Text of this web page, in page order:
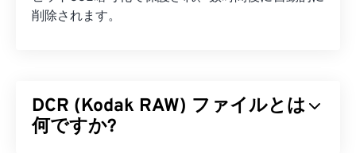
削除されます。
DCR (Kodak RAW) ファイルとは
何ですか?